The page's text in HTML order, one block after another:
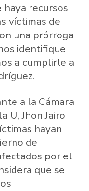
haya recursos
víctimas de
una prórroga
identifique
a cumplirle a
a la Cámara
U, Jhon Jairo
hayan
de
por el
que se